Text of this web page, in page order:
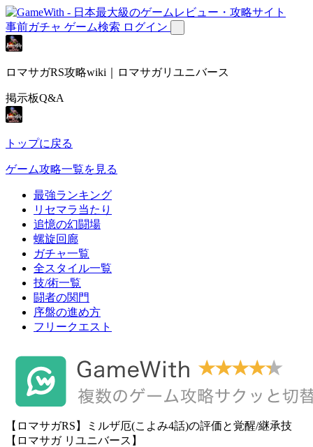
事前ガチャ ゲーム検索 ログイン
ロマサガRS攻略wiki｜ロマサガリユニバース
掲示板Q&A
トップに戻る
ゲーム攻略一覧を見る
最強ランキング
リセマラ当たり
追憶の幻闘場
螺旋回廊
ガチャ一覧
全スタイル一覧
技/術一覧
闘者の関門
序盤の進め方
フリークエスト
【ロマサガRS】ミルザ厄(こよみ4話)の評価と覚醒/継承技
【ロマサガ リユニバース】